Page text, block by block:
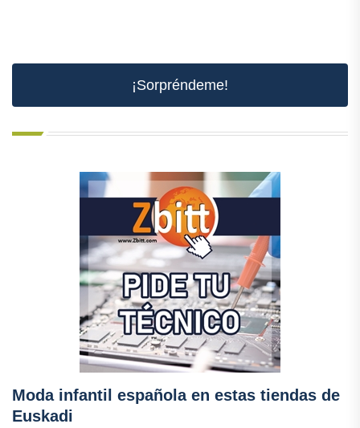
¡Sorpréndeme!
Moda infantil española en estas tiendas de
Euskadi